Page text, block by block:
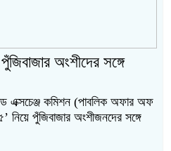
অংশীদের সঙ্গে
এক্সচেঞ্জ কমিশন (পাবলিক অফার অফ
পুঁজিবাজার অংশীজনদের সঙ্গে